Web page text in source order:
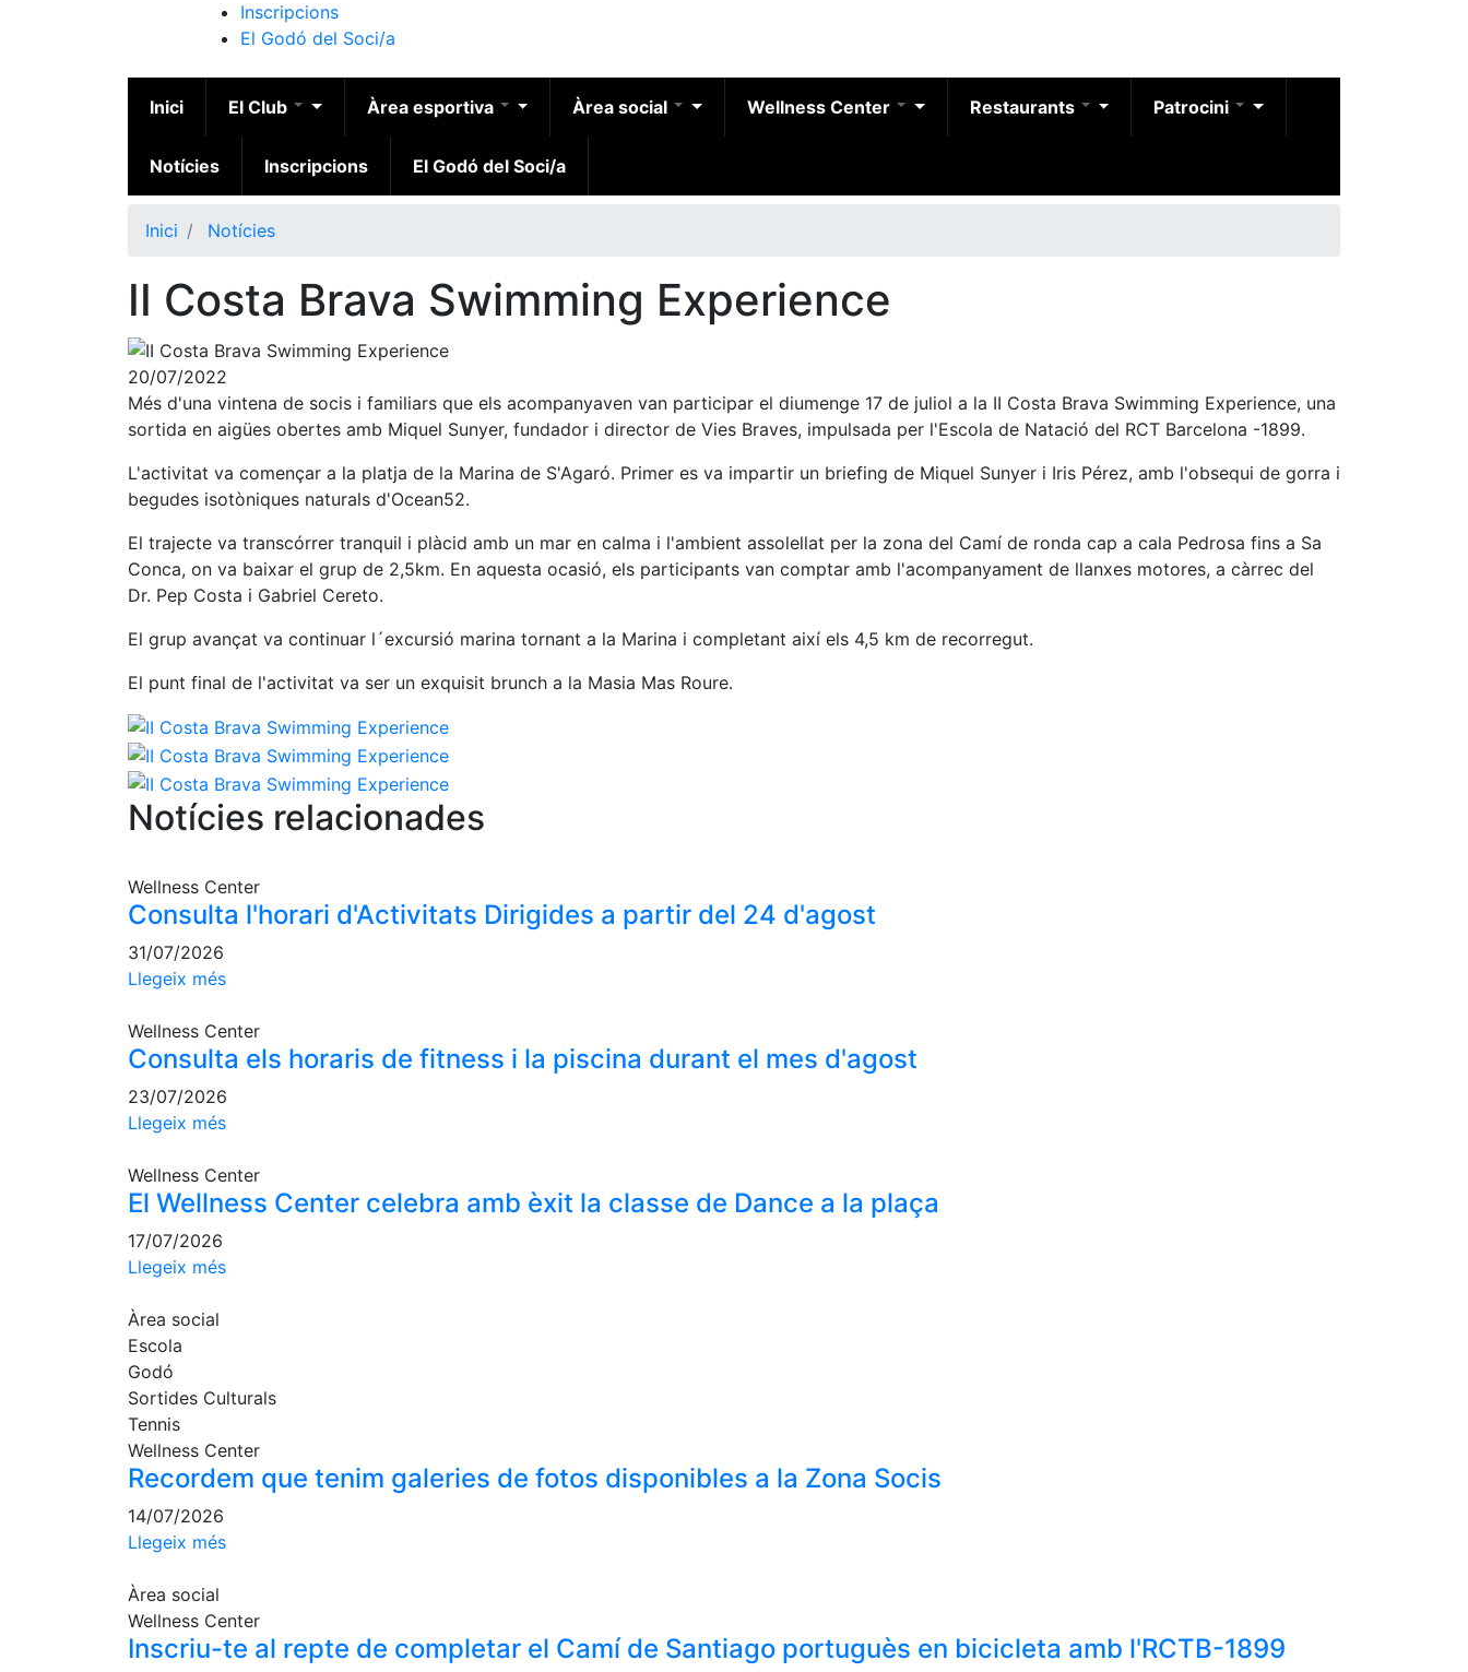
Inscripcions
El Godó del Soci/a
Inici El Club Àrea esportiva Àrea social Wellness Center Restaurants Patrocini
Notícies Inscripcions El Godó del Soci/a
Inici Notícies
II Costa Brava Swimming Experience
20/07/2022
Més d'una vintena de socis i familiars que els acompanyaven van participar el diumenge 17 de juliol a la II Costa Brava Swimming Experience, una
sortida en aigües obertes amb Miquel Sunyer, fundador i director de Vies Braves, impulsada per l'Escola de Natació del RCT Barcelona -1899.
L'activitat va començar a la platja de la Marina de S'Agaró. Primer es va impartir un briefing de Miquel Sunyer i Iris Pérez, amb l'obsequi de gorra i
begudes isotòniques naturals d'Ocean52.
El trajecte va transcórrer tranquil i plàcid amb un mar en calma i l'ambient assolellat per la zona del Camí de ronda cap a cala Pedrosa fins a Sa
Conca, on va baixar el grup de 2,5km. En aquesta ocasió, els participants van comptar amb l'acompanyament de llanxes motores, a càrrec del
Dr. Pep Costa i Gabriel Cereto.
El grup avançat va continuar l´excursió marina tornant a la Marina i completant així els 4,5 km de recorregut.
El punt final de l'activitat va ser un exquisit brunch a la Masia Mas Roure.
Notícies relacionades
Wellness Center
Consulta l'horari d'Activitats Dirigides a partir del 24 d'agost
31/07/2026
Llegeix més
Wellness Center
Consulta els horaris de fitness i la piscina durant el mes d'agost
23/07/2026
Llegeix més
Wellness Center
El Wellness Center celebra amb èxit la classe de Dance a la plaça
17/07/2026
Llegeix més
Àrea social
Escola
Godó
Sortides Culturals
Tennis
Wellness Center
Recordem que tenim galeries de fotos disponibles a la Zona Socis
14/07/2026
Llegeix més
Àrea social
Wellness Center
Inscriu-te al repte de completar el Camí de Santiago portuguès en bicicleta amb l'RCTB-1899